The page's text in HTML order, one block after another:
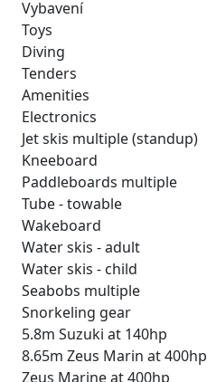
Vybavení
Toys
Diving
Tenders
Amenities
Electronics
Jet skis multiple (standup)
Kneeboard
Paddleboards multiple
Tube - towable
Wakeboard
Water skis - adult
Water skis - child
Seabobs multiple
Snorkeling gear
5.8m Suzuki at 140hp
8.65m Zeus Marin at 400hp
Zeus Marine at 400hp